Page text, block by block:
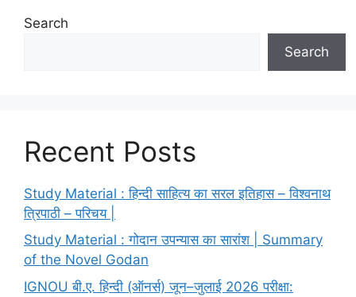
Search
Search
Recent Posts
Study Material : हिन्दी साहित्य का सरल इतिहास – विश्वनाथ
त्रिपाठी – परिचय |
Study Material : गोदान उपन्यास का सारांश | Summary
of the Novel Godan
IGNOU बी.ए. हिन्दी (ऑनर्स) जून–जुलाई 2026 परीक्षा: